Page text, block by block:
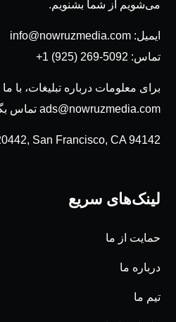
می‌شویم از شما بشنویم.
ایمیل: info@nowruzmedia.com
تماس: +1 (925) 269-5092
برای معلومات درباره تبلیغات، با
ads@nowruzmedia.com تماس
San Francisco, CA 94142
لینک‌های سریع
حمایت از ما
درباره ما
تیم ما